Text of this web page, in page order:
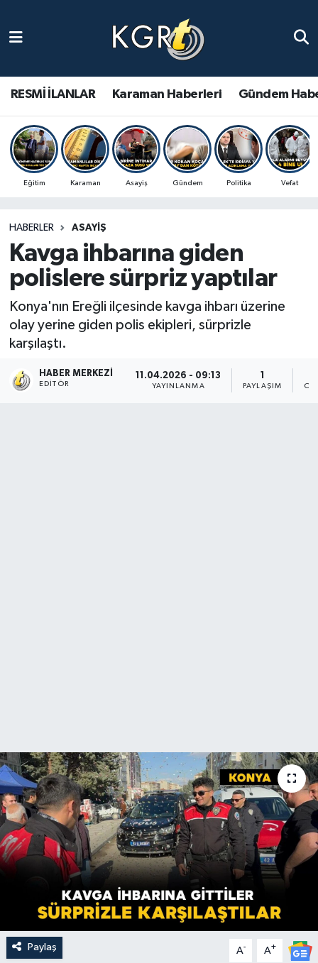
RESMİ İLANLAR Karaman Haberleri Gündem
Eğitim Karaman Asayiş Gündem Politika Vefat
HABERLER ASAYIŞ
Kavga ihbarına giden
polislere sürpriz yaptılar
Konya'nın Ereğli ilçesinde kavga ihbarı üzerine
olay yerine giden polis ekipleri, sürprizle
karşılaştı.
HABER MERKEZI
EDITÖR
11.04.2026 - 09:13
YAYINLANMA
1
PAYLAŞIM
Paylaş A- A+
Gündem Haberleri
Güncel Haberler
Spor Haberleri
Ulusal Haberler
Vefat Edenler